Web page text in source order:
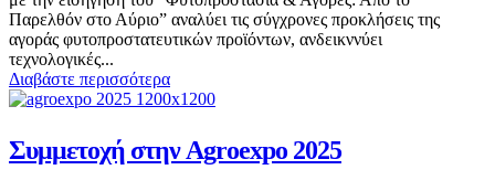
Παρελθόν στο Αύριο” αναλύει τις σύγχρονες προκλήσεις της
αγοράς φυτοπροστατευτικών προϊόντων, ανδεικννύει
τεχνολογικές...
Διαβάστε περισσότερα
Συμμετοχή στην Agroexpo 2025